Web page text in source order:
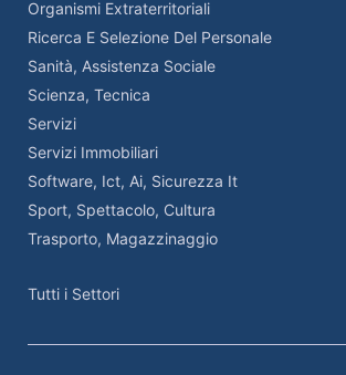
Organismi Extraterritoriali
Ricerca E Selezione Del Personale
Sanità, Assistenza Sociale
Scienza, Tecnica
Servizi
Servizi Immobiliari
Software, Ict, Ai, Sicurezza It
Sport, Spettacolo, Cultura
Trasporto, Magazzinaggio
Tutti i Settori